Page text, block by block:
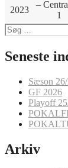
2023
–
1
Søg
efter:
Seneste
Sæson
GF 2026
Playoff
Arkiv